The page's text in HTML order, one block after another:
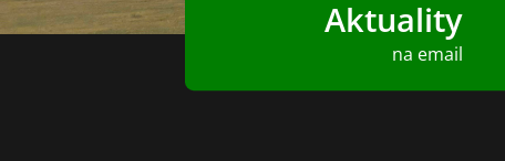
Aktuality
na email